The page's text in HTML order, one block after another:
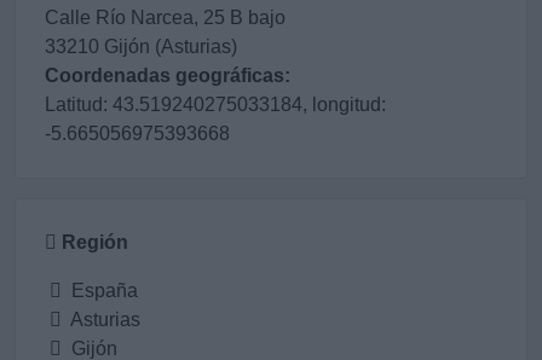
Calle Río Narcea, 25 B bajo
33210 Gijón (Asturias)
Coordenadas geográficas:
Latitud: 43.519240275033184, longitud:
-5.665056975393668
Región
España
Asturias
Gijón